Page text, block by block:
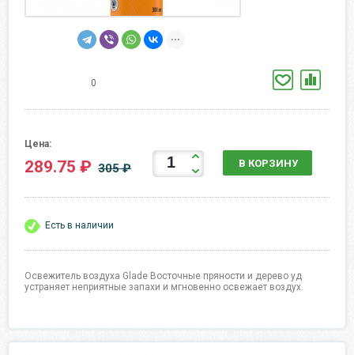
0
Цена:
289.75 ₽ 305 ₽ В КОРЗИНУ
Есть в наличии
Освежитель воздуха Glade Восточные пряности и дерево уд
устраняет неприятные запахи и мгновенно освежает воздух.